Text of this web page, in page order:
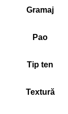
Gramaj
Pao
Tip ten
Textură